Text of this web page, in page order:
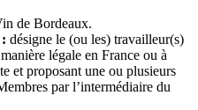
de Bordeaux.
désigne le (ou les) travailleur(s)
légale en France ou à
et proposant une ou plusieurs
par l’intermédiaire du